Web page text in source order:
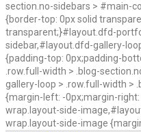
section.no-sidebars > #main-
{border-top: 0px solid
transparent;}#layout.dfd-
sidebar,#layout.dfd-gallery-
{padding-top: 0px;padding-
.row.full-width > .blog-
gallery-loop > .row.full-width >
{margin-left: -0px;margin-
wrap.layout-side-
wrap.layout-side-image